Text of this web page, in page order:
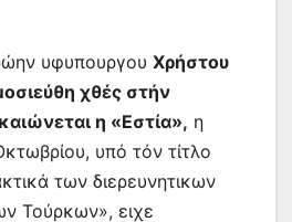
υφυπουργου Χρήστου
χθές στήν
η «Εστία», η
υπό τόν τίτλο
των διερευνητικων
Τούρκων», ειχε